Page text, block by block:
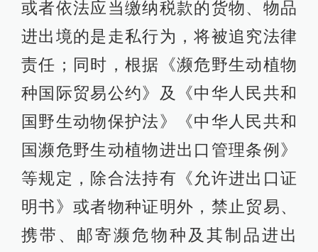
或者依法应当缴纳税款的货物、物品
进出境的是走私行为，将被追究法律
责任；同时，根据《濒危野生动植物
种国际贸易公约》及《中华人民共和
国野生动物保护法》《中华人民共和
国濒危野生动植物进出口管理条例》
等规定，除合法持有《允许进出口证
明书》或者物种证明外，禁止贸易、
携带、邮寄濒危物种及其制品进出